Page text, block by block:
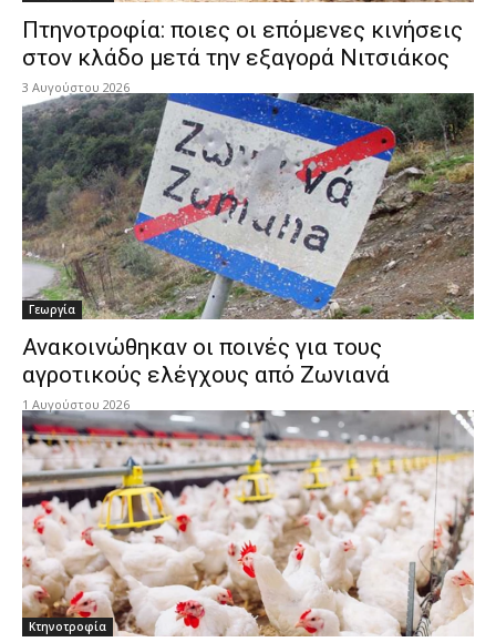
Πτηνοτροφία: ποιες οι επόμενες κινήσεις
στον κλάδο μετά την εξαγορά Νιτσιάκος
3 Αυγούστου 2026
Γεωργία
Ανακοινώθηκαν οι ποινές για τους
αγροτικούς ελέγχους από Ζωνιανά
1 Αυγούστου 2026
Κτηνοτροφία